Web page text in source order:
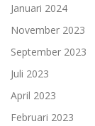
Januari 2024
November 2023
September 2023
Juli 2023
April 2023
Februari 2023